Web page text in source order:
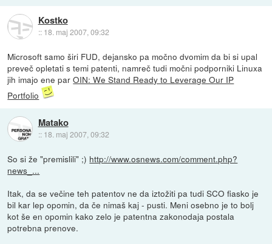
Kostko
:: 18. maj 2007, 09:32
Microsoft samo širi FUD, dejansko pa močno dvomim da bi si upal
preveč opletati s temi patenti, namreč tudi močni podporniki Linuxa
jih imajo ene parOIN: We Stand Ready to Leverage Our IP
Portfolio
Matako
:: 18. maj 2007, 09:32
So si že "premislili" ;) http://www.osnews.com/comment.php?
news_...
Itak, da se večine teh patentov ne da iztožiti pa tudi SCO fiasko je
bil kar lep opomin, da če nimaš kaj - pusti. Meni osebno je to bolj
kot še en opomin kako zelo je patentna zakonodaja postala
potrebna prenove.